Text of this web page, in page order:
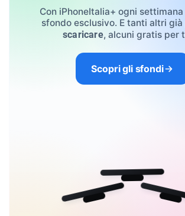
Con iPhoneItalia+ ogni
sfondo esclusivo. E tanti altri già
scaricare, alcuni gratis per
Scopri gli sfondi